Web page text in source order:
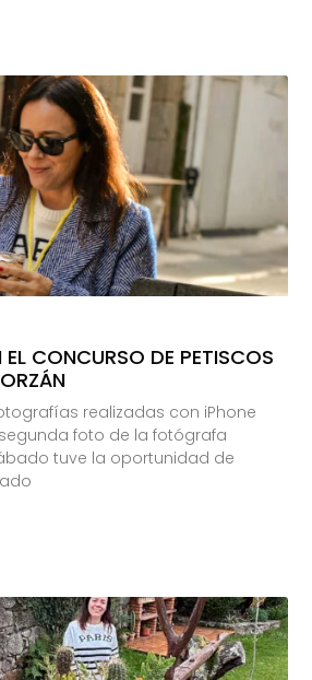
CONCURSO DE PETISCOS
realizadas con iPhone
foto de la fotógrafa
tuve la oportunidad de